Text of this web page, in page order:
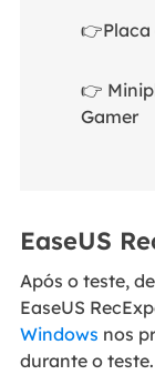
👉Placa
👉
Gamer
EaseUS
Após o teste,
EaseUS
Windows nos
durante o